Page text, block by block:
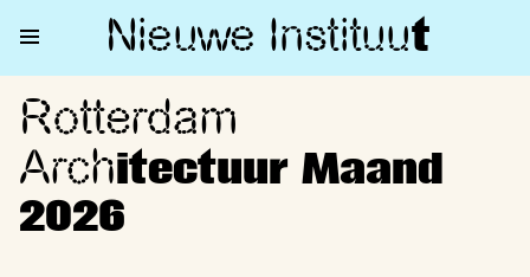
Nieuwe Instituut
Rotterdam Architectuur
Rotterdam
Architectuur Maand
2026